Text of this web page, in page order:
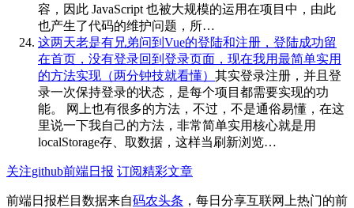
容，因此 JavaScript 也被大规模的运用在项目中，由此
也产生了代码的维护问题，所…
这两天老是有兄弟问到Vue的登陆和注册，登陆成功留
在首页，没有登录回到登录页面，现在我用最简单实用
的方法实现（两分钟技就看懂） 其实登录注册，并且登
录一次保持登录的状态，是每个项目都需要实现的功
能。 网上也有很多的方法，不过，不是通俗易懂，在这
里说一下我自己的方法，非常简单实用核心就是用
localStorage存、取数据，这样当刷新浏览…
关注github前端日报 订阅精彩文章
前端日报栏目数据来自码农头条 ，每日分享互联网上热门的前